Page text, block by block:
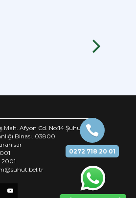
0272 718 20 01
Mah. Afyon Cd. No:14 Şuhut
Binası. 03800
2001